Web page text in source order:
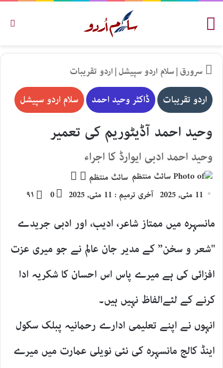
سرورق|سلام اردو سپیشل|اردو تقریبات
اردو تقریبات ڈاکٹر وحید احمد سلام اردو سپیشل
وحید احمد آڈیٹوریم کی تعمیر
وحید احمد ادبی ایوارڈ کا اجراء
سائٹ منتظم
Follow
X
email
11 مئی, 2025 آخری ترمیم : 11 مئی, 2025 0 ۹۱
مانسہرہ میں ممتاز شاعر، ادیب، اور ادبی جریدے
"شعر و سخن” کے مدیر جان عالم نے جو میری عزت
افزائی کی ہے میرے پاس اس احسان کا شکریہ ادا
کرنے کے لئےالفاظ نہیں ہیں۔
انہوں نے اپنے تعلیمی ادارے رحمانیہ پبلک سکول
اینڈ کالج مانسہرہ کی نئی نویلی عمارت میں میرے